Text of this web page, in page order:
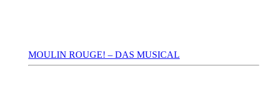
MOULIN ROUGE! – DAS MUSICAL